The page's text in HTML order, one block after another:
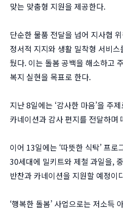
맞는 맞춤형 지원을 제공한다.
단순한 물품 전달을 넘어 지사협
정서적 지지와 생활 밀착형 서비
뒀다. 이는 돌봄 공백을 해소하고
복지 실현을 목표로 한다.
지난 8일에는 ‘감사한 마음’을 주
카네이션과 감사 편지를 전달하며
이어 13일에는 ‘따뜻한 식탁’ 프로
30세대에 밀키트와 제철 과일을,
반찬과 카네이션을 지원할 예정이
‘행복한 돌봄’ 사업으로는 저소득